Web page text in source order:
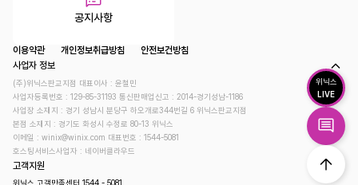
위닉스
LIVE
공지사항
이용약관 개인정보취급방침
안전보건방침
사업자 정보
(주)위닉스판교지점 대표이사 : 윤철민
사업자등록번호 : 129-85-31193 통신판매업신고 : 2014-경기성남-1186
사업장 소재지 : 경기 성남시 분당구 하오개로344번길 6 위닉스판교지점
본점 소재지 : 경기도 화성시 수정로 80-13 위닉스
이메일 : winix@winix.com 대표번호 : 1544-5081
호스팅서비스사업자 : 네이버클라우드
고객지원
위닉스 고객만족센터 1544 - 5081